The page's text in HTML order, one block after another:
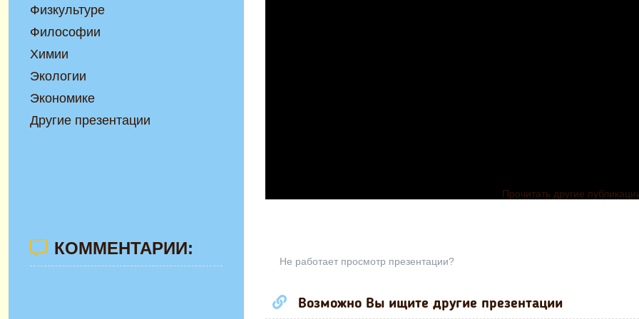
Прочитать другие
Не работает просмотр презентации?
Возможно Вы ищите другие презентации
Физкультуре
Философии
Химии
Экологии
Экономике
Другие презентации
КОММЕНТАРИИ: